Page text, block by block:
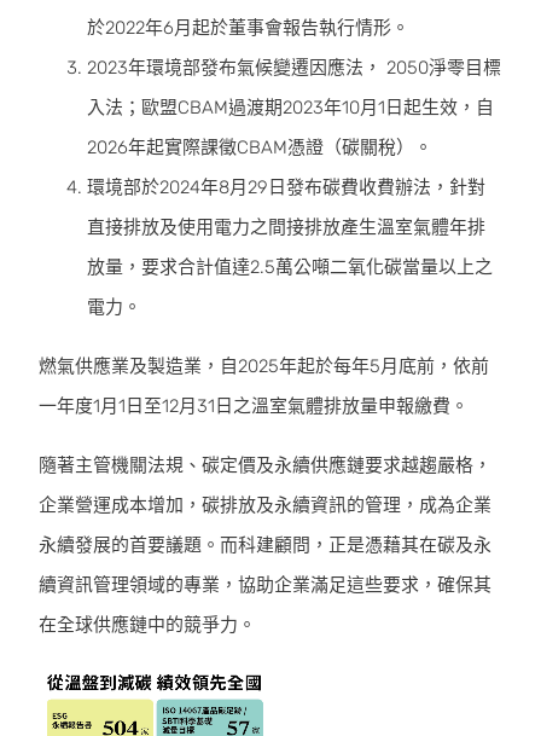
於2022年6月起於董事會報告執行情形。
2023年環境部發布氣候變遷因應法， 2050淨零目標
入法；歐盟CBAM過渡期2023年10月1日起生效，自
2026年起實際課徵CBAM憑證（碳關稅）。
環境部於2024年8月29日發布碳費收費辦法，針對
直接排放及使用電力之間接排放產生溫室氣體年排
放量，要求合計值達2.5萬公噸二氧化碳當量以上之
電力。
燃氣供應業及製造業，自2025年起於每年5月底前，依前
一年度1月1日至12月31日之溫室氣體排放量申報繳費。
隨著主管機關法規、碳定價及永續供應鏈要求越趨嚴格，
企業營運成本增加，碳排放及永續資訊的管理，成為企業
永續發展的首要議題。而科建顧問，正是憑藉其在碳及永
續資訊管理領域的專業，協助企業滿足這些要求，確保其
在全球供應鏈中的競爭力。